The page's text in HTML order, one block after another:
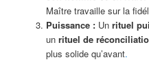
Maître travaille sur la
Puissance :Un rituel
un rituel de
plus solide qu’avant.